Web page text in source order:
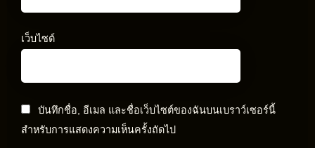
เว็บไซต์
บันทึกชื่อ, อีเมล และชื่อเว็บไซต์ของฉันบนเบราว์เซอร์นี้
สำหรับการแสดงความเห็นครั้งถัดไป